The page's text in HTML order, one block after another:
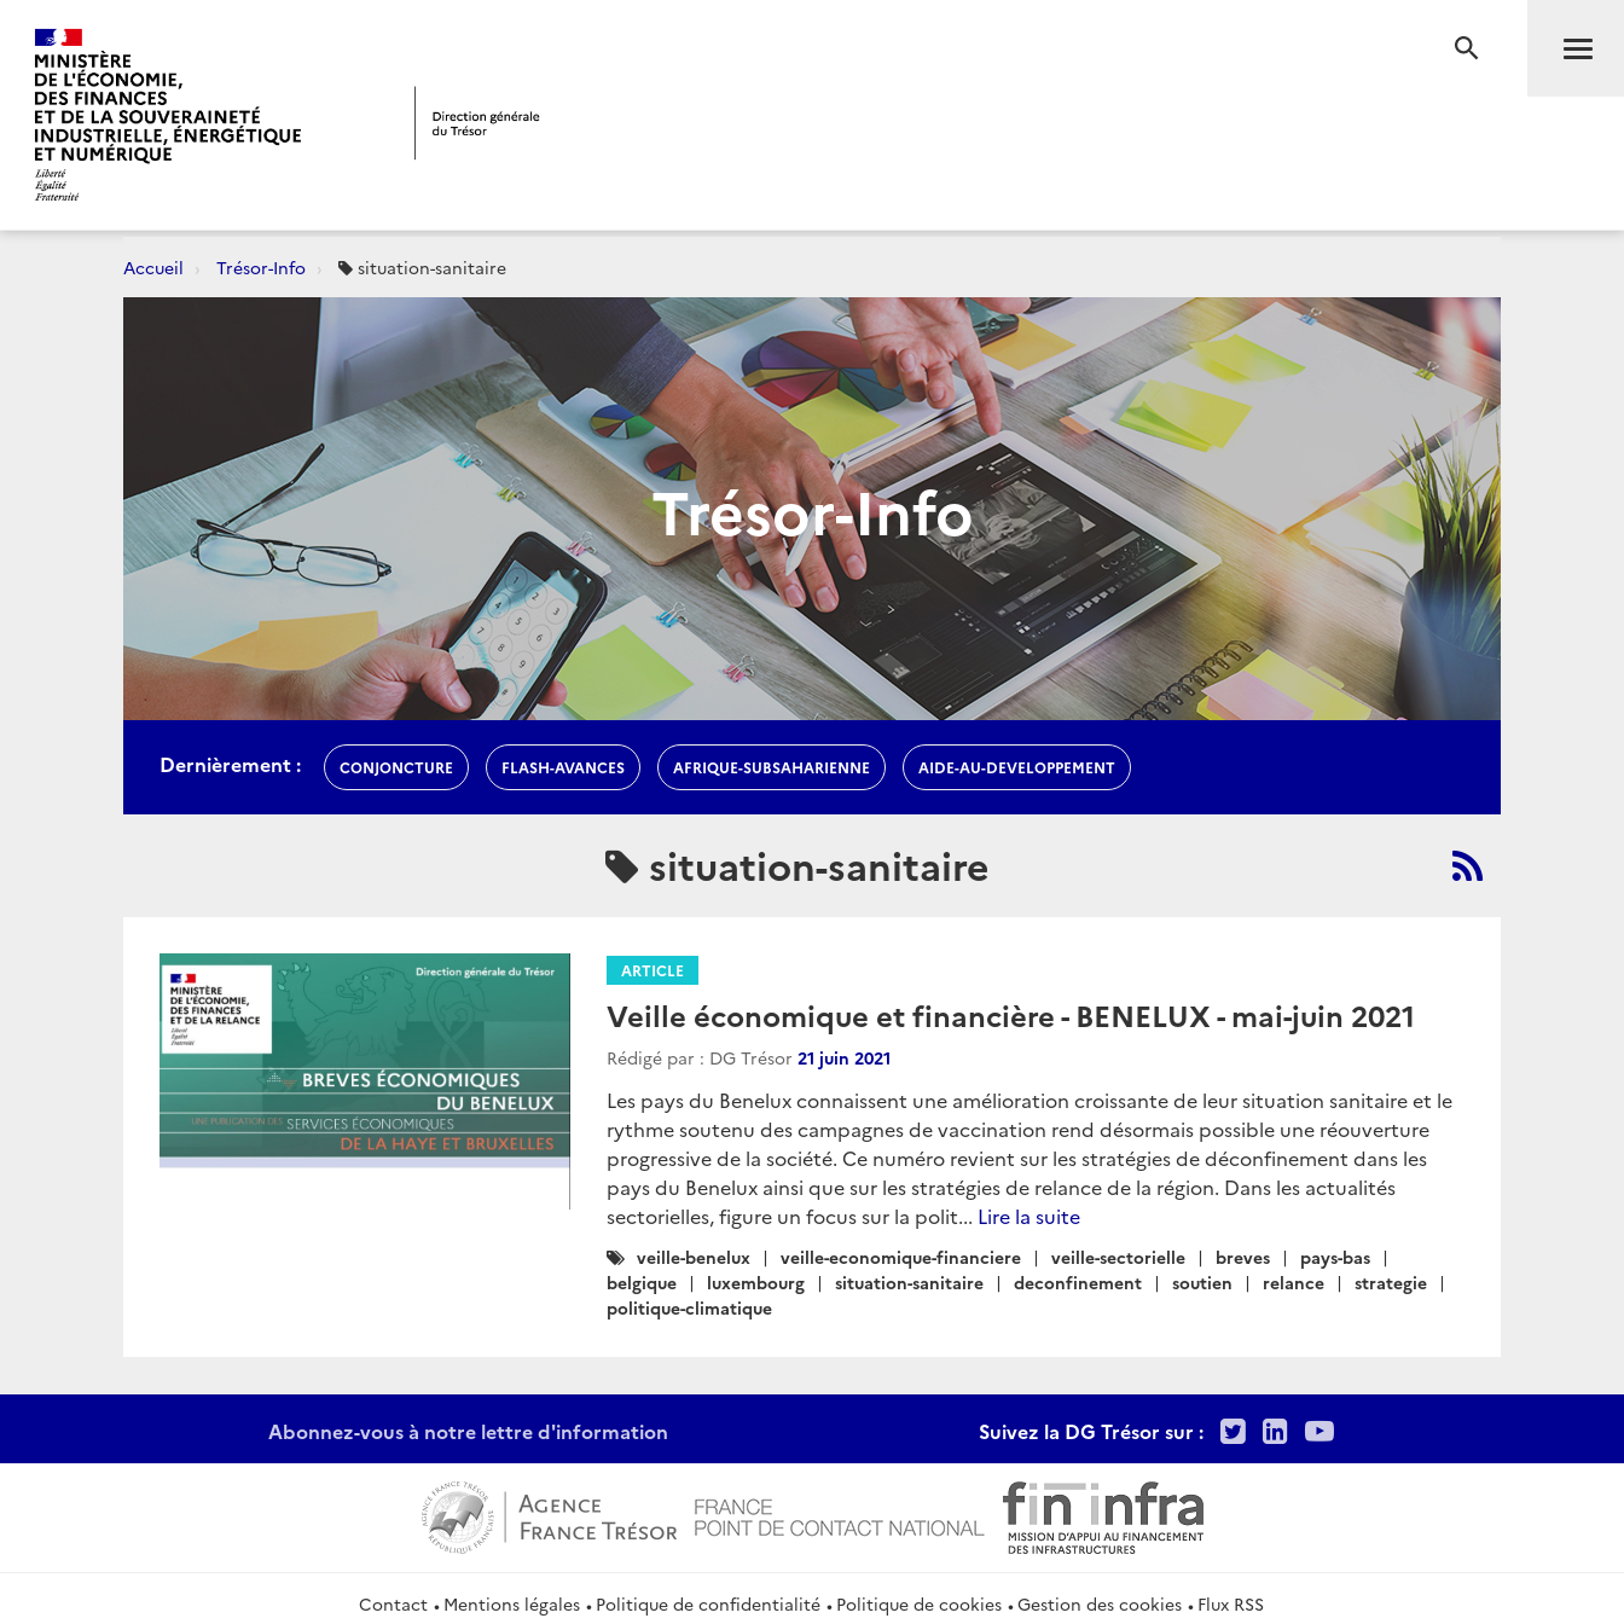
RECHERCHE
Accueil Trésor-Info situation-sanitaire
Trésor-Info
Dernièrement : CONJONCTURE FLASH-AVANCES AFRIQUE-SUBSAHARIENNE AIDE-AU-DEVELOPPEMENT
situation-sanitaire
ARTICLE
Veille économique et financière - BENELUX - mai-juin 2021
Rédigé par : DG Trésor 21 juin 2021
Les pays du Benelux connaissent une amélioration croissante de leur situation sanitaire et le
rythme soutenu des campagnes de vaccination rend désormais possible une réouverture
progressive de la société. Ce numéro revient sur les stratégies de déconfinement dans les
pays du Benelux ainsi que sur les stratégies de relance de la région. Dans les actualités
sectorielles, figure un focus sur la polit... Lire la suite
Catégories
:
veille-benelux veille-economique-financiere veille-sectorielle breves
pays-bas
belgique
luxembourg situation-sanitaire deconfinement soutien relance
strategie
politique-climatique
Abonnez-vous à notre lettre d'information Suivez la DG Trésor sur : TwitterLinkedIn
Youtube
Contact Mentions légales Politique de confidentialité Politique de cookies Gestion des cookies Flux RSS